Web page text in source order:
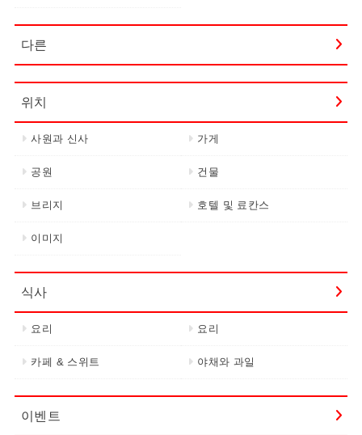
다른
위치
사원과 신사 가게
공원 건물
브리지 호텔 및 료칸스
이미지
식사
요리 요리
카페 & 스위트 야채와 과일
이벤트